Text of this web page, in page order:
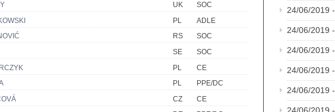
UK
SOC
PL
ADLE
RS
SOC
SE
SOC
PL
CE
PL
PPE/DC
CZ
CE
24/06/2019 -
24/06/2019 -
24/06/2019 -
24/06/2019 -
24/06/2019 -